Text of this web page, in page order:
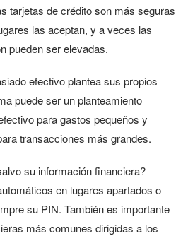
tarjetas de crédito son más seguras
las aceptan, y a veces las
pueden ser elevadas.
efectivo plantea sus propios
puede ser un planteamiento
para gastos pequeños y
transacciones más grandes.
su información financiera?
en lugares apartados o
su PIN. También es importante
más comunes dirigidas a los